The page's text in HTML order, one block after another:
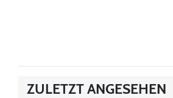
ZULETZT ANGESEHEN